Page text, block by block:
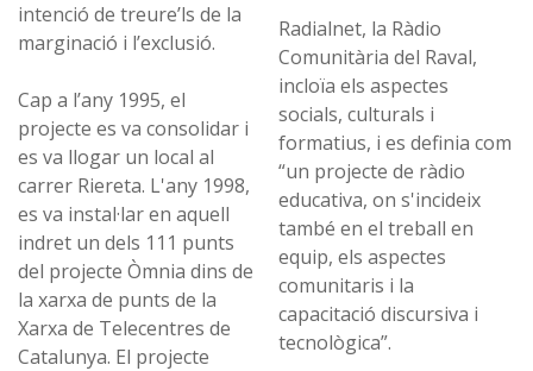
intenció de treure’ls de la
marginació i l’exclusió.
Cap a l’any 1995, el
projecte es va consolidar i
es va llogar un local al
carrer Riereta. L'any 1998,
es va instal·lar en aquell
indret un dels 111 punts
del projecte Òmnia dins de
la xarxa de punts de la
Xarxa de Telecentres de
Catalunya. El projecte
Radialnet, la Ràdio
Comunitària del Raval,
incloïa els aspectes
socials, culturals i
formatius, i es definia com
“un projecte de ràdio
educativa, on s'incideix
també en el treball en
equip, els aspectes
comunitaris i la
capacitació discursiva i
tecnològica”.